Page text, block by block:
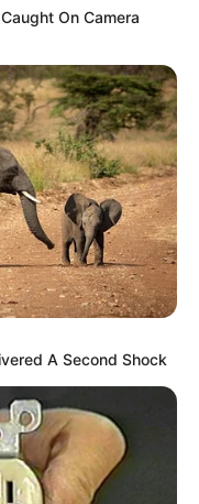
& Kontakt
Startseite
sind Affiliate-
gebucht oder
ohne dass sich
On Camera
A Second Shock